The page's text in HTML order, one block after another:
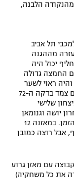
הלבנה,
תל אביב
צימק בדקה ה-52, עם עזרה מההגנה
יכול היה
ל-3:2, אבל רשם החמצה גדולה
והיה ראוי לשער
בהופעה טובה מאוד. נובל מנע מרביבו להשלים צמד בדקה ה-72
שלישי
יושה וגנומאן
בכל זאת נגח את הרביעי אל הרשת בתוספת הזמן. במאזנה 12
אבל רוצה כמובן
עם מאזן גרוע
את כל משחקיה)